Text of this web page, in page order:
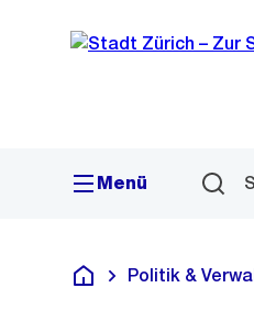
Navigation
Sprunglink
Menü
Deutsch
Politik &